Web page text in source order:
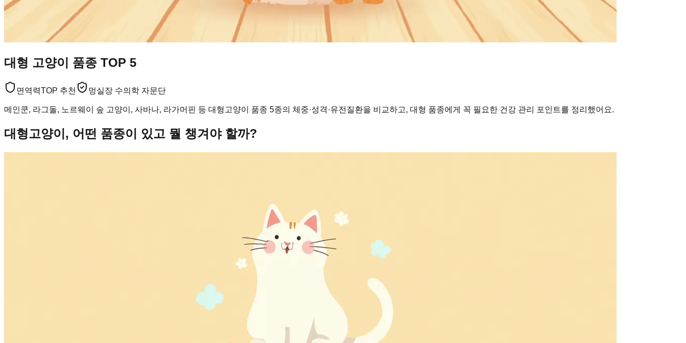
대형 고양이 품종 TOP 5
면역력TOP 추천 멍실장 수의학 자문단
메인쿤, 라그돌, 노르웨이 숲 고양이, 사바나, 라가머핀 등 대형고양이 품종 5종의 체중·성격·유전질환을 비교하고, 대형 품종에게 꼭 필요한 건강 관리 포인트를 정리했어요.
대형고양이, 어떤 품종이 있고 뭘 챙겨야 할까?